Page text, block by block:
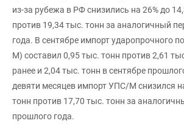
из-за рубежа в РФ снизились на 26% до
против 19,34 тыс. тонн за аналогичный
года. В сентябре импорт ударопрочного
М) составил 0,95 тыс. тонн против 2,61
ранее и 2,04 тыс. тонн в сентябре
девяти месяцев импорт УПС/М снизился
тонн против 17,70 тыс. тонн за
прошлого года.